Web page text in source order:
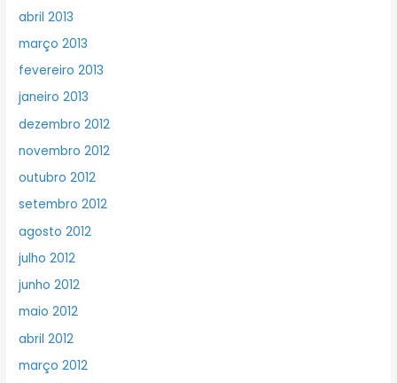
abril 2013
março 2013
fevereiro 2013
janeiro 2013
dezembro 2012
novembro 2012
outubro 2012
setembro 2012
agosto 2012
julho 2012
junho 2012
maio 2012
abril 2012
março 2012